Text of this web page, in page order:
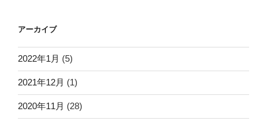
アーカイブ
2022年1月 (5)
2021年12月 (1)
2020年11月 (28)